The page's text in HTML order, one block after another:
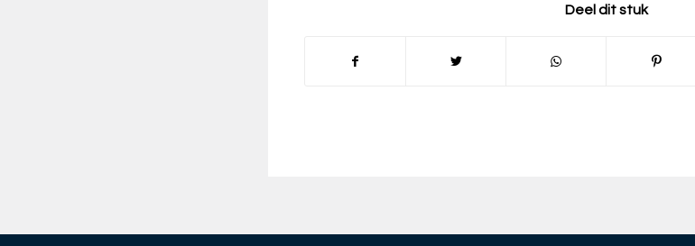
Deel dit stuk